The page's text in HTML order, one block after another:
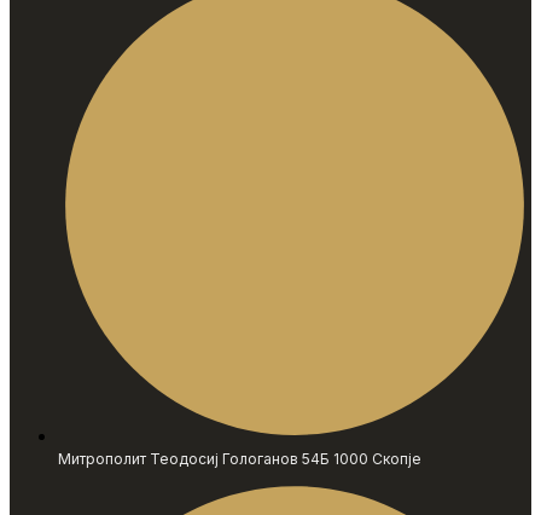
Митрополит Теодосиј Гологанов 54Б 1000 Скопје